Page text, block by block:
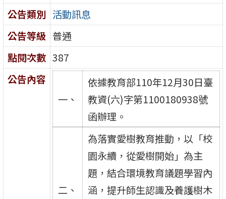
公告類別 活動訊息
公告等級 普通
點閱次數 387
公告內容
一、
依據教育部110年12月30日臺
教資(六)字第1100180938號
函辦理。
二、
為落實愛樹教育推動，以「校
園永續，從愛樹開始」為主
題，結合環境教育議題學習內
涵，提升師生認識及養護樹木